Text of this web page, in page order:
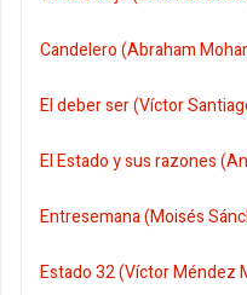
Candelero (Abraham
El deber ser (Víctor
El Estado y sus razones
Entresemana (Moisés
Estado 32 (Víctor Méndez